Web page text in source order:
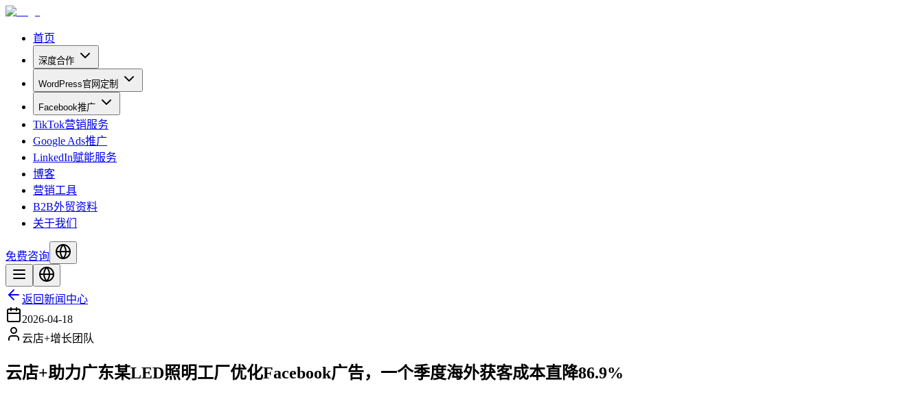
首页
深度合作
WordPress官网定制
Facebook推广
TikTok营销服务
Google Ads推广
LinkedIn赋能服务
博客
营销工具
B2B外贸资料
关于我们
免费咨询
返回新闻中心
2026-04-18
云店+增长团队
云店+助力广东某LED照明工厂优化Facebook广告，一个季度海外获客成本直降86.9%